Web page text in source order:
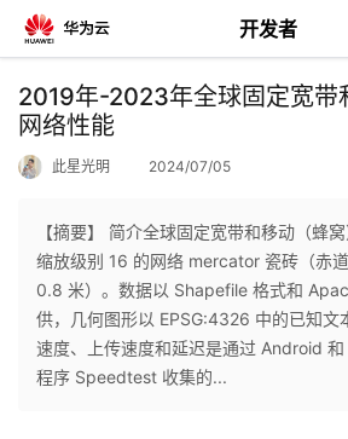
开发者
返
回
个
人
我
2019年-2023年全球固定宽带
网络性能
此星光明 2024/07/05
【摘要】 简介全球固定宽带和移动（蜂
缩放级别 16 的网络 mercator 瓷砖（赤
0.8 米）。数据以 Shapefile 格式和
供，几何图形以 EPSG:4326 中的已知文
速度、上传速度和延迟是通过 Android
程序 Speedtest 收集的...